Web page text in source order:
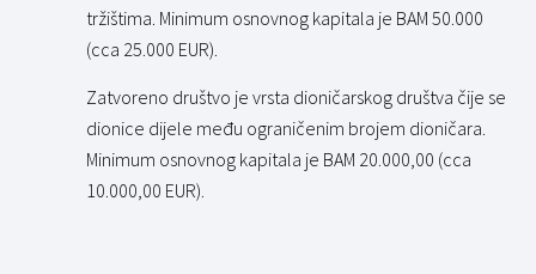
tržištima. Minimum osnovnog kapitala je BAM 50.000
(cca 25.000 EUR).
Zatvoreno društvo je vrsta dioničarskog društva čije se
dionice dijele među ograničenim brojem dioničara.
Minimum osnovnog kapitala je BAM 20.000,00 (cca
10.000,00 EUR).